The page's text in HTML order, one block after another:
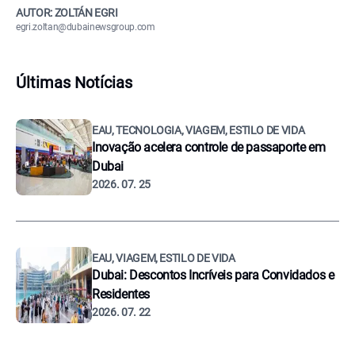
AUTOR: ZOLTÁN EGRI
egri.zoltan@dubainewsgroup.com
Últimas Notícias
EAU, TECNOLOGIA, VIAGEM, ESTILO DE VIDA
Inovação acelera controle de passaporte em
Dubai
2026. 07. 25
EAU, VIAGEM, ESTILO DE VIDA
Dubai: Descontos Incríveis para Convidados e
Residentes
2026. 07. 22